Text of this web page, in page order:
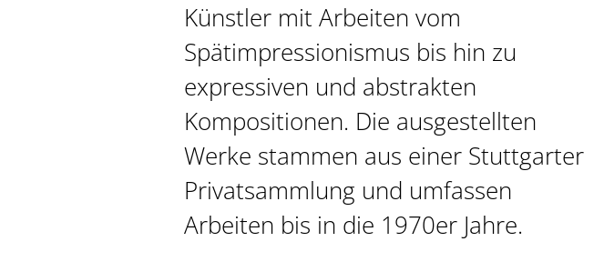
Künstler mit Arbeiten vom
Spätimpressionismus bis hin zu
expressiven und abstrakten
Kompositionen. Die ausgestellten
Werke stammen aus einer Stuttgarter
Privatsammlung und umfassen
Arbeiten bis in die 1970er Jahre.